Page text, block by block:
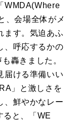
WMDA(Where
、会場全体がメ
ます。気迫あふ
、呼応するかの
轟きました。
届ける準備いい
」と激しさを
、鮮やかなレー
ると、「WE